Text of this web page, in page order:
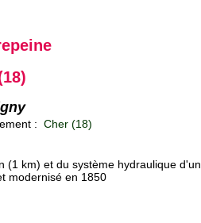
: Cher (18)
(1 km) et du système hydraulique d'un
modernisé en 1850